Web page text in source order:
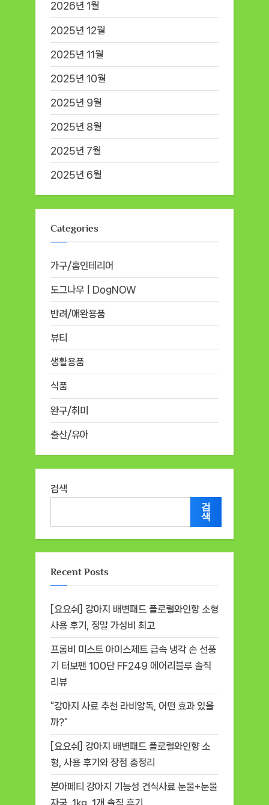
2026년 1월
2025년 12월
2025년 11월
2025년 10월
2025년 9월
2025년 8월
2025년 7월
2025년 6월
Categories
가구/홈인테리어
도그나우ㅣDogNOW
반려/애완용품
뷰티
생활용품
식품
완구/취미
출산/유아
검색
검
색
Recent Posts
[요요쉬] 강아지 배변패드 플로럴와인향 소형
사용 후기, 정말 가성비 최고
프롬비 미스트 아이스제트 급속 냉각 손 선풍
기 터보팬 100단 FF249 에어리블루 솔직
리뷰
“강아지 사료 추천 라비앙독, 어떤 효과 있을
까?”
[요요쉬] 강아지 배변패드 플로럴와인향 소
형, 사용 후기와 장점 총정리
본아페티 강아지 기능성 건식사료 눈물+눈물